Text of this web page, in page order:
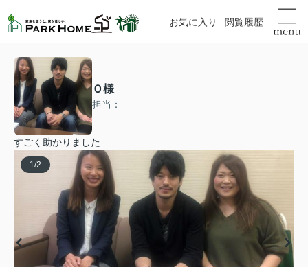
お気に入り 閲覧履歴
Ｏ様
担当：
すごく助かりました
1/2